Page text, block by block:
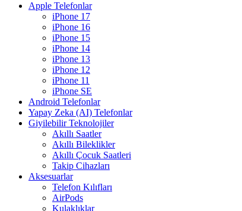
Apple Telefonlar
iPhone 17
iPhone 16
iPhone 15
iPhone 14
iPhone 13
iPhone 12
iPhone 11
iPhone SE
Android Telefonlar
Yapay Zeka (AI) Telefonlar
Giyilebilir Teknolojiler
Akıllı Saatler
Akıllı Bileklikler
Akıllı Çocuk Saatleri
Takip Cihazları
Aksesuarlar
Telefon Kılıfları
AirPods
Kulaklıklar